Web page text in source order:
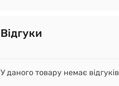
Відгуки
У даного товару немає відгуків